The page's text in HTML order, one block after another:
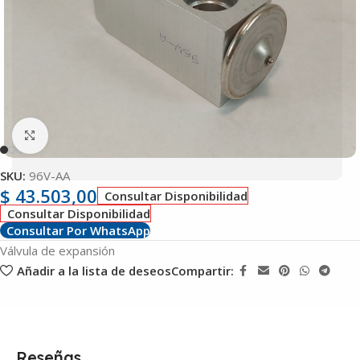
Clic para ampliar
SKU: 96V-AA
$ 43.503,00 Consultar Disponibilidad
Consultar Disponibilidad
Consultar Por WhatsApp
Válvula de expansión
Añadir a la lista de deseosCompartir: